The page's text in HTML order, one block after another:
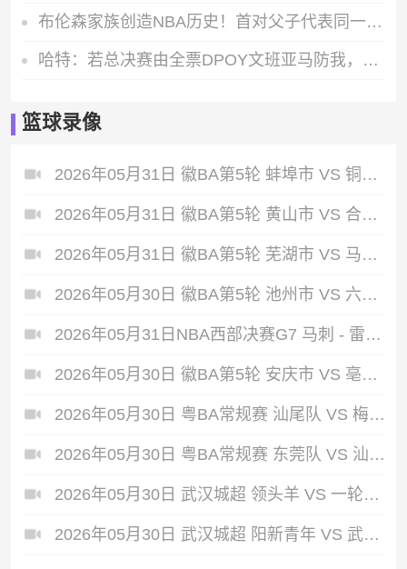
布伦森家族创造NBA历史！首对父子代表同一球队站在总决赛舞台
哈特：若总决赛由全票DPOY文班亚马防我，那绝对是对我的一种认可
篮球录像
2026年05月31日 徽BA第5轮 蚌埠市 VS 铜陵市 全场录像
2026年05月31日 徽BA第5轮 黄山市 VS 合肥市 全场录像
2026年05月31日 徽BA第5轮 芜湖市 VS 马鞍山市 全场录像
2026年05月30日 徽BA第5轮 池州市 VS 六安市 全场录像
2026年05月31日NBA西部决赛G7 马刺 - 雷霆 全场录像
2026年05月30日 徽BA第5轮 安庆市 VS 亳州市 全场录像
2026年05月30日 粤BA常规赛 汕尾队 VS 梅州队 全场录像
2026年05月30日 粤BA常规赛 东莞队 VS 汕头队 全场录像
2026年05月30日 武汉城超 领头羊 VS 一轮游 全场录像
2026年05月30日 武汉城超 阳新青年 VS 武汉兴光 全场录像